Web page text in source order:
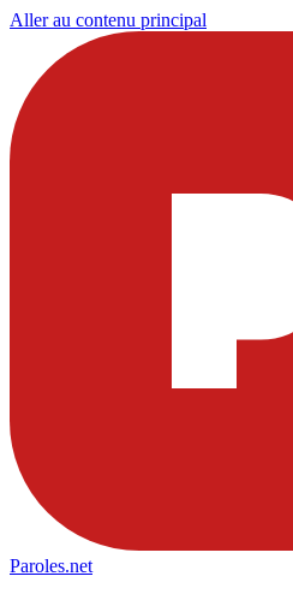
Aller au contenu principal
Paroles.net